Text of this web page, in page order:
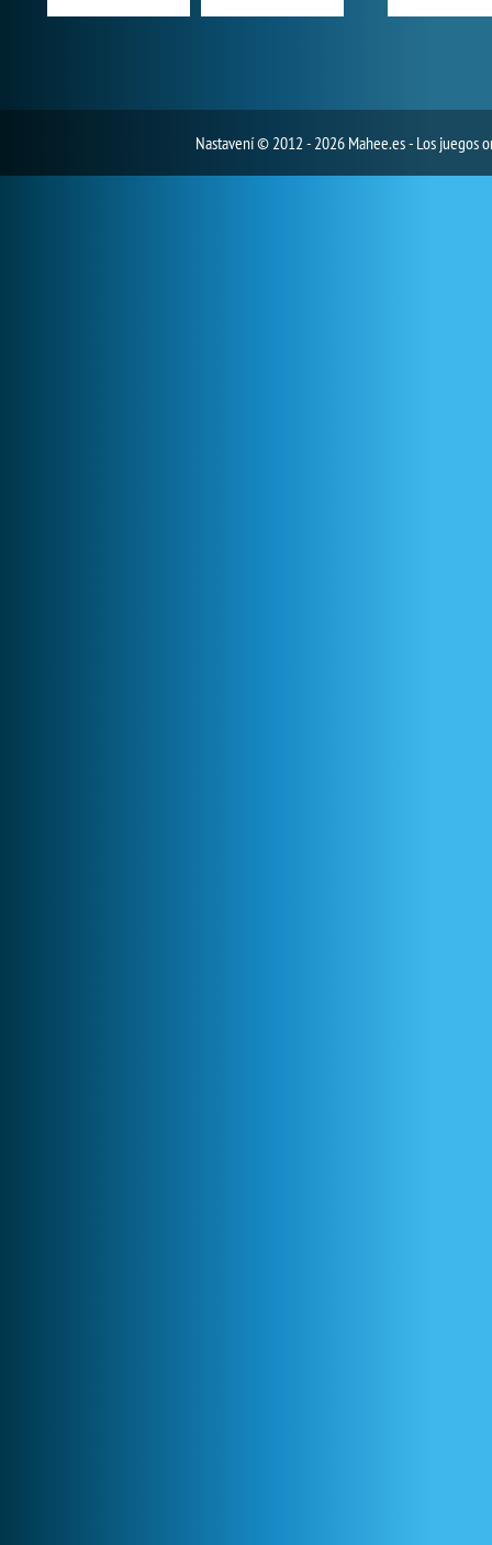
Nastavení© 2012 - 2026 Mahee.es - Los juegos